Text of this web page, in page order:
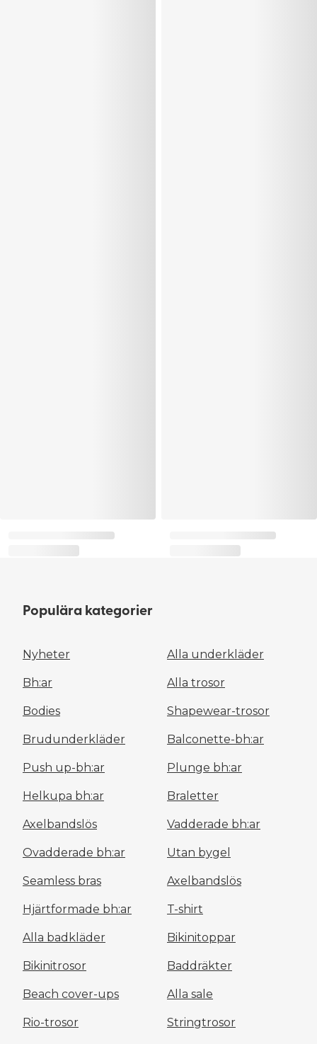
Populära kategorier
Nyheter Alla underkläder
Bh:ar Alla trosor
Bodies Shapewear-trosor
Brudunderkläder Balconette-bh:ar
Push up-bh:ar Plunge bh:ar
Helkupa bh:ar Braletter
Axelbandslös Vadderade bh:ar
Ovadderade bh:ar Utan bygel
Seamless bras Axelbandslös
Hjärtformade bh:ar T-shirt
Alla badkläder Bikinitoppar
Bikinitrosor Baddräkter
Beach cover-ups Alla sale
Rio-trosor Stringtrosor